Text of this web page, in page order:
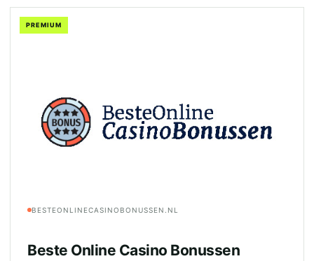
PREMIUM
BESTEONLINECASINOBONUSSEN.NL
Beste Online Casino Bonussen